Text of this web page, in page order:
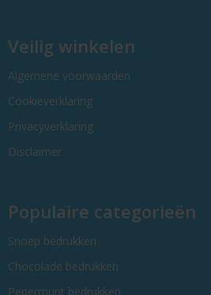
Veilig winkelen
Algemene voorwaarden
Cookieverklaring
Privacyverklaring
Disclaimer
Populaire categorieën
Snoep bedrukken
Chocolade bedrukken
Pepermunt bedrukken